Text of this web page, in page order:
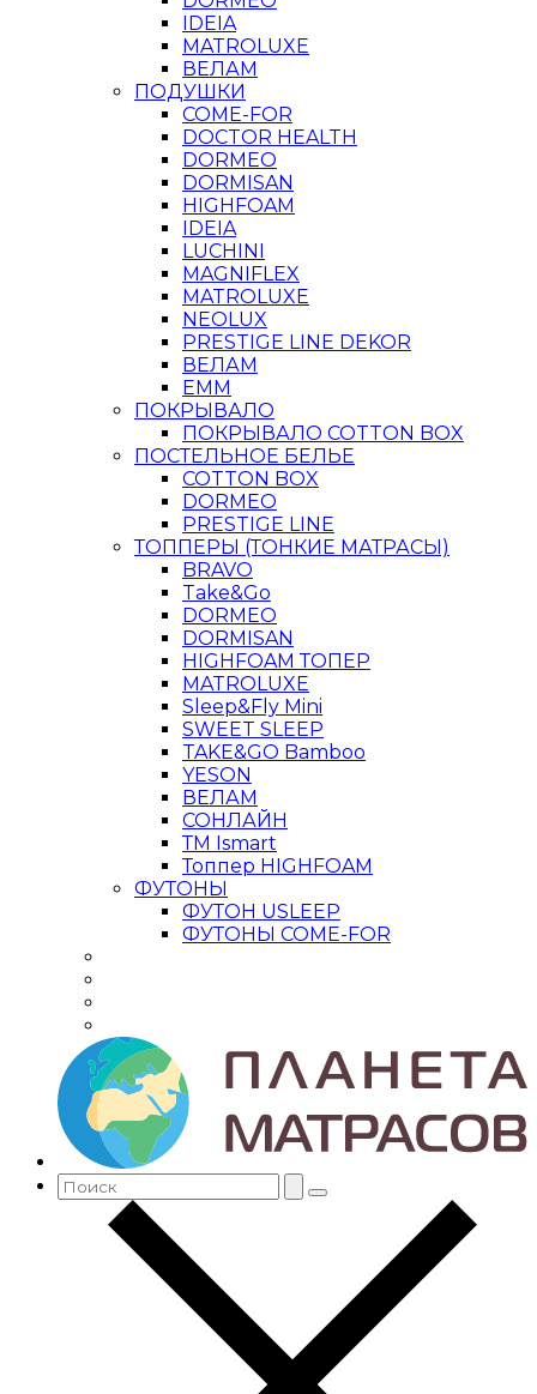
IDEIA
MATROLUXE
ВЕЛАМ
ПОДУШКИ
COME-FOR
DOCTOR HEALTH
DORMEO
DORMISAN
HIGHFOAM
IDEIA
LUCHINI
MAGNIFLEX
MATROLUXE
NEOLUX
PRESTIGE LINE DEKOR
ВЕЛАМ
ЕММ
ПОКРЫВАЛО
ПОКРЫВАЛО COTTON BOX
ПОСТЕЛЬНОЕ БЕЛЬЕ
COTTON BOX
DORMEO
PRESTIGE LINE
ТОППЕРЫ (ТОНКИЕ МАТРАСЫ)
BRAVO
Take&Go
DORMEO
DORMISAN
HIGHFOAM ТОПЕР
MATROLUXE
Sleep&Fly Mini
SWEET SLEEP
TAKE&GO Bamboo
YESON
ВЕЛАМ
СОНЛАЙН
ТМ Ismart
Топпер HIGHFOAM
ФУТОНЫ
ФУТОН USLEEP
ФУТОНЫ COME-FOR